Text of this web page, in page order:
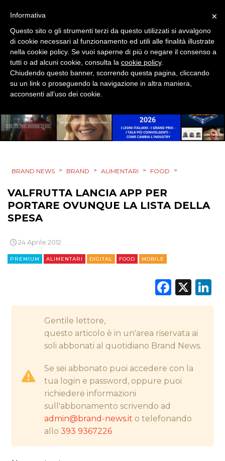
SPONSOR
DESIGN
EVENTI
MOBILE
CSR
DIGITALE
RADIO / AUDIO
BRAND NEWS > BRAND > ALIMENTARI > FOOD >
VALFRUTTA LANCIA APP PER
PORTARE OVUNQUE LA LISTA DELLA
SPESA
24 Aprile 2012
PREMIUM ALIMENTARI DIGITAL FOOD MOBILE
X
Gentile lettore,
questo articolo è in un'area riservata ai
soli abbonati al quotidiano Brand News.
Se sei abbonato puoi accedere con la
tua login e password, oppure puoi
richiedere informazioni
sull'abbonamento scrivendo ad
admin@brand-news.it o telefonando
allo393 9367226
×
Informativa
Questo sito o gli strumenti terzi da questo utilizzati si avvalgono
di cookie necessari al funzionamento ed utili alle finalità illustrate
nella cookie policy. Se vuoi saperne di più o negare il consenso a
tutti o ad alcuni cookie, consulta la cookie policy.
Chiudendo questo banner, scorrendo questa pagina, cliccando
su un link o proseguendo la navigazione in altra maniera,
acconsenti all’uso dei cookie.